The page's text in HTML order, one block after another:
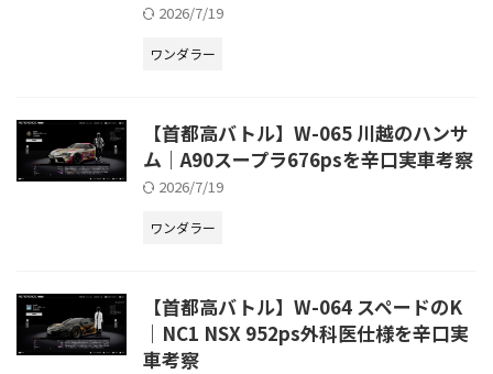
2026/7/19
ワンダラー
【首都高バトル】W-065 川越のハンサ
ム｜A90スープラ676psを辛口実車考察
2026/7/19
ワンダラー
【首都高バトル】W-064 スペードのK
｜NC1 NSX 952ps外科医仕様を辛口実
車考察